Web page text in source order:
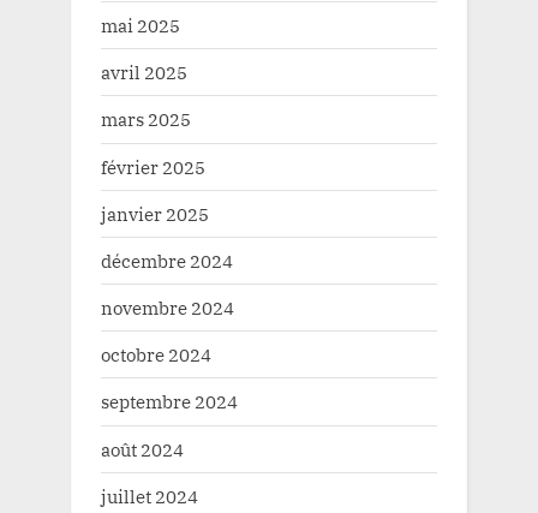
mai 2025
avril 2025
mars 2025
février 2025
janvier 2025
décembre 2024
novembre 2024
octobre 2024
septembre 2024
août 2024
juillet 2024